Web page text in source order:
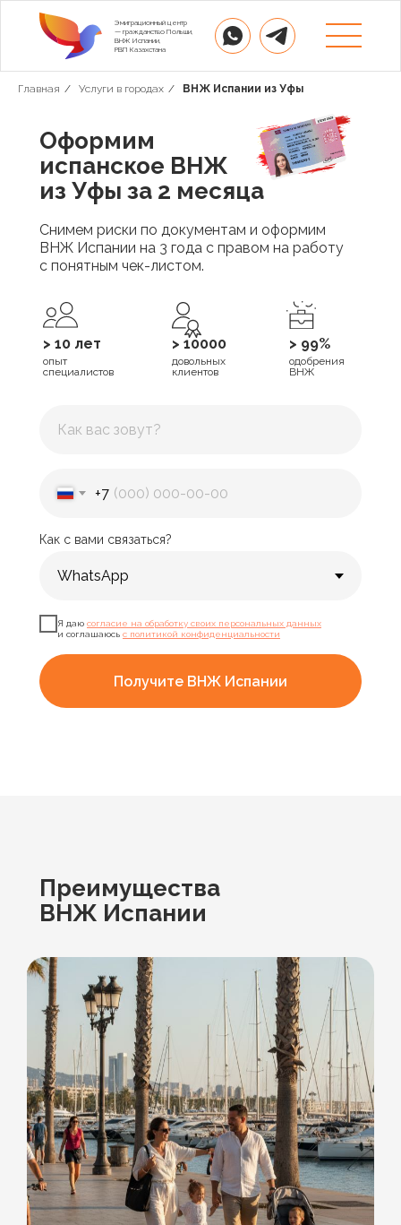
Эмиграционный центр
— гражданство Польши,
ВНЖ Испании,
РВП Казахстана
Главная / Услуги в городах / ВНЖ Испании из Уфы
довольных
клиентов
> 10000
одобрения
ВНЖ
> 99%
опыт
специалистов
> 10 лет
Оформим
испанское ВНЖ
из Уфы за 2 месяца
Снимем риски по документам и оформим
ВНЖ Испании на 3 года с правом на работу
с понятным чек-листом.
+7
Как с вами связаться?
Я даю согласие на обработку своих персональных данных
и соглашаюсь с политикой конфиденциальности
Получите ВНЖ Испании
Преимущества
ВНЖ Испании